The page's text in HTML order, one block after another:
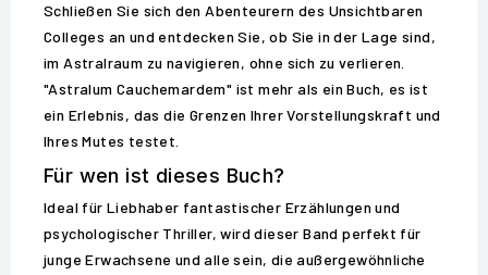
Schließen Sie sich den Abenteurern des Unsichtbaren
Colleges an und entdecken Sie, ob Sie in der Lage sind,
im Astralraum zu navigieren, ohne sich zu verlieren.
"Astralum Cauchemardem" ist mehr als ein Buch, es ist
ein Erlebnis, das die Grenzen Ihrer Vorstellungskraft und
Ihres Mutes testet.
Für wen ist dieses Buch?
Ideal für Liebhaber fantastischer Erzählungen und
psychologischer Thriller, wird dieser Band perfekt für
junge Erwachsene und alle sein, die außergewöhnliche